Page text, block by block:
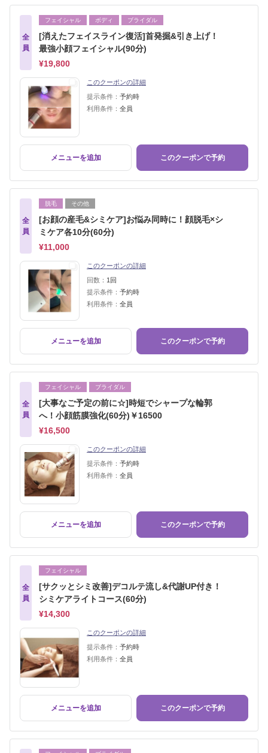
全
員
フェイシャル ボディ ブライダル
[消えたフェイスライン復活]首発掘&引き上げ！
最強小顔フェイシャル(90分)
¥19,800
このクーポンの詳細
提示条件： 予約時
利用条件： 全員
メニューを追加 このクーポンで予約
全
員
脱毛 その他
[お顔の産毛&シミケア]お悩み同時に！顔脱毛×シ
ミケア各10分(60分)
¥11,000
このクーポンの詳細
回数： 1回
提示条件： 予約時
利用条件： 全員
メニューを追加 このクーポンで予約
全
員
フェイシャル ブライダル
[大事なご予定の前に☆]時短でシャープな輪郭
へ！小顔筋膜強化(60分)￥16500
¥16,500
このクーポンの詳細
提示条件： 予約時
利用条件： 全員
メニューを追加 このクーポンで予約
全
員
フェイシャル
[サクッとシミ改善]デコルテ流し&代謝UP付き！
シミケアライトコース(60分)
¥14,300
このクーポンの詳細
提示条件： 予約時
利用条件： 全員
メニューを追加 このクーポンで予約